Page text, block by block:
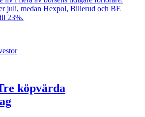
juli, medan Hexpol, Billerud och BE
23%.
köpvärda